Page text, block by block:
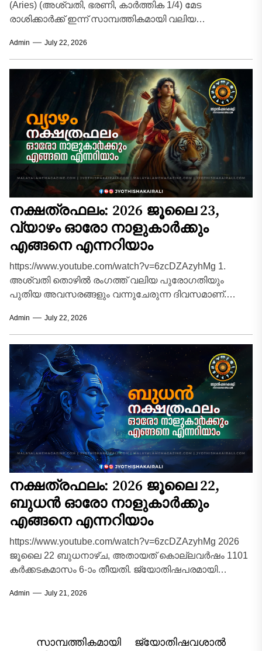
(Aries) (അശ്വതി, ഭരണി, കാർത്തിക 1/4) മേട
രാശിക്കാർക്ക് ഇന്ന് സാമ്പത്തികമായി വലിയ
നിക്ഷേപങ്ങളിൽ നിന്നോ കുടിശ്ശികയായി...
Admin July 22, 2026
നക്ഷത്രഫലം: 2026 ജൂലൈ 23,
വ്യാഴം ഓരോ നാളുകാർക്കും
എങ്ങനെ എന്നറിയാം
https://www.youtube.com/watch?v=6zcDZAzyhMg 1.
അശ്വതി തൊഴിൽ രംഗത്ത് വലിയ പുരോഗതിയും
പുതിയ അവസരങ്ങളും വന്നുചേരുന്ന ദിവസമാണ്.
പ്രത്യേക പ്രശംസയും പിന്തുണയും പ്രതീക്ഷിക്കാം.
നിർത്തിവെച്ച...
Admin July 22, 2026
നക്ഷത്രഫലം: 2026 ജൂലൈ 22,
ബുധൻ ഓരോ നാളുകാർക്കും
എങ്ങനെ എന്നറിയാം
https://www.youtube.com/watch?v=6zcDZAzyhMg 2026
ജൂലൈ 22 ബുധനാഴ്ച, അതായത് കൊല്ലവർഷം 1101
കർക്കടകമാസം 6-ാം തീയതി. ജ്യോതിഷപരമായി
ബുധഗ്രഹത്തിന്റെ സ്വഭാവവിശേഷങ്ങളും ചന്ദ്രന്റെ
Admin July 21, 2026
Postസാമ്പത്തികമായി
ജ്യോതിഷവശാൽ